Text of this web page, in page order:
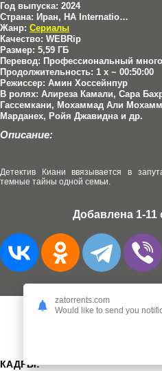
Год выпуска: 2024
Страна: Иран, HA International
Жанр: Сериалы
Качество: WEBRip
Размер: 5,59 ГБ
Перевод: Профессиональный
Продолжительность: 1 x ~ 00:50:00
Режиссер: Амин Хоссейнпур
В ролях: Алиреза Камали, Сара
Гассемкани, Мохаммад Али
Марданех, Ройя Джавидна и др.
Описание:
Детектив Киани ввязывается в
темные тайны одной семьи.
Добавлена 1-11
КАДРЫ:
zatorrents.com
Would like to send you